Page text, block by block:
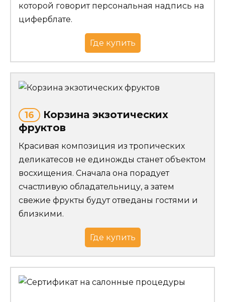
которой говорит персональная надпись на
циферблате.
Где купить
16
Корзина экзотических
фруктов
Красивая композиция из тропических
деликатесов не единожды станет объектом
восхищения. Сначала она порадует
счастливую обладательницу, а затем
свежие фрукты будут отведаны гостями и
близкими.
Где купить